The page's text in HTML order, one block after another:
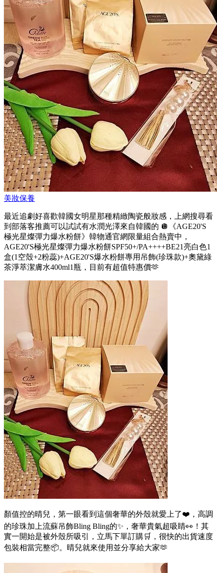
美妝保養
最近追劇好喜歡韓國女明星那種精緻陶瓷般妝感，上網搜尋看
到部落客推薦可以試試有水潤光澤來自韓國的 🪩《AGE20'S
極光星燦彈力爆水粉餅》韓物通官網限量組合熱賣中，
AGE20'S極光星燦彈力爆水粉餅SPF50+/PA++++BE21亮白色1
盒(1空殼+2粉蕊)+AGE20'S爆水粉餅專用吊飾(珍珠款)+奧黛綠
茶淨萃潔膚水400ml1瓶，目前有超值特惠價🫶
顏值控的晴兒，第一眼看到這個奢華的外殼就愛上了❤️，高調
的珍珠加上流蘇吊飾Bling Bling的✨️，奢華貴氣超吸睛👀！其
實一開始是被外殼所吸引，立馬下單訂購🛒，很快的出貨速度
包裝相當完整📦。晴兒就來使用並分享給大家🫶